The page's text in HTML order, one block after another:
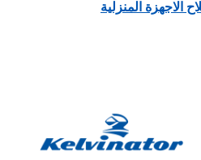
الاجهزة المنزلية